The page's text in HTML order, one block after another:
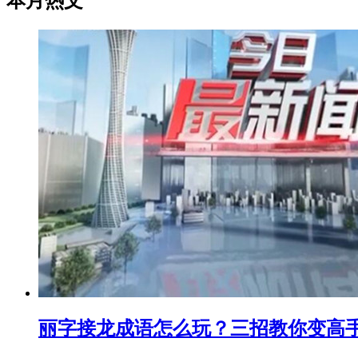
丽字接龙成语怎么玩？三招教你变高